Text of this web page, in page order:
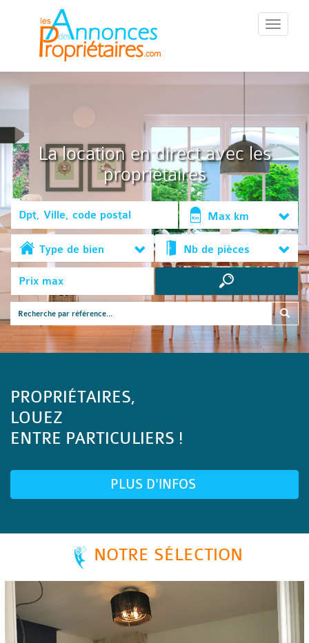
::Menu::
La location en direct avec les
propriétaires
Max km
Type de bien Nb de pièces
PROPRIÉTAIRES,
LOUEZ
ENTRE PARTICULIERS !
PLUS D'INFOS
NOTRE SÉLECTION